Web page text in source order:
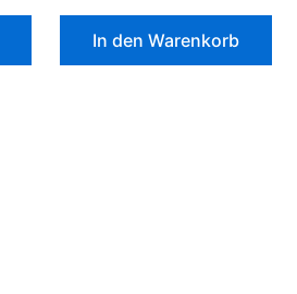
In den Warenkorb